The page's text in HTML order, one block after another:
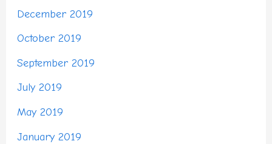
December 2019
October 2019
September 2019
July 2019
May 2019
January 2019